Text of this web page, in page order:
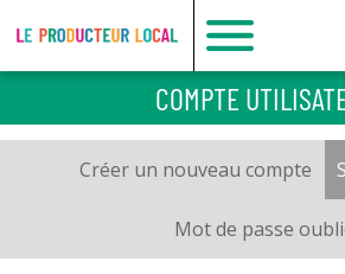
Le
producteur
local
COMPTE
OngletsCréer un nouveau compte
Mot de passe